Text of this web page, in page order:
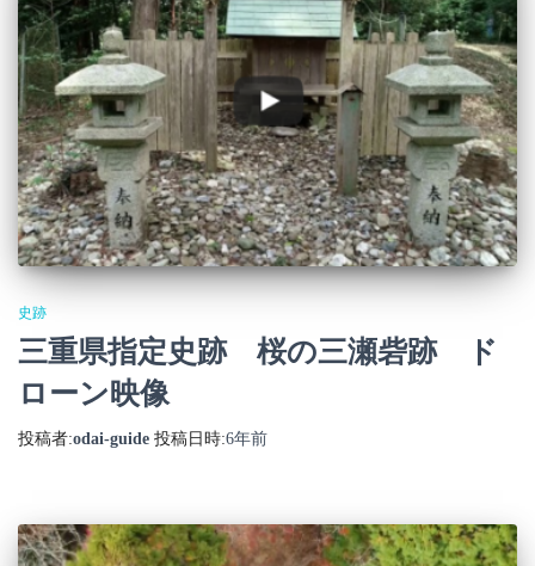
史跡
三重県指定史跡 桜の三瀬砦跡 ド
ローン映像
投稿者:odai-guide 投稿日時:6年前